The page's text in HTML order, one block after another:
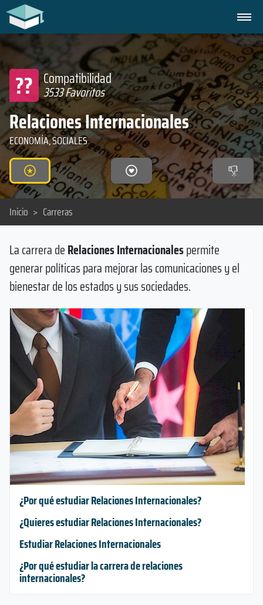
Relaciones Internacionales
Compatibilidad
3533 Favoritos
??
ECONOMÍA, SOCIALES
Inicio > Carreras
La carrera deRelaciones Internacionalespermite
generar políticas para mejorar las comunicaciones y el
bienestar de los estados y sus sociedades.
¿Por qué estudiar Relaciones Internacionales?
¿Quieres estudiar Relaciones Internacionales?
Estudiar Relaciones Internacionales
¿Por qué estudiar la carrera de relaciones
internacionales?